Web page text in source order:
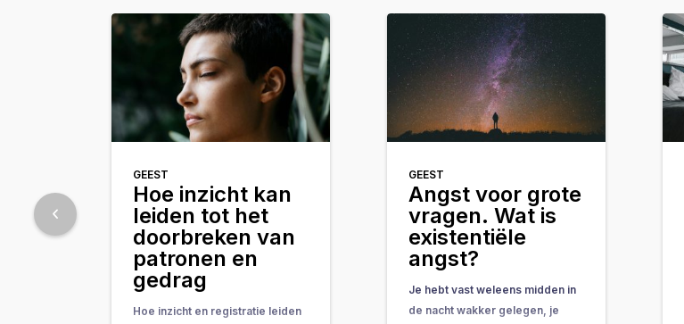
GEEST
Hoe inzicht kan
leiden tot het
doorbreken van
patronen en
gedrag
Hoe inzicht en registratie leiden
GEEST
Angst voor grote
vragen. Wat is
existentiële
angst?
Je hebt vast weleens midden in
de nacht wakker gelegen, je